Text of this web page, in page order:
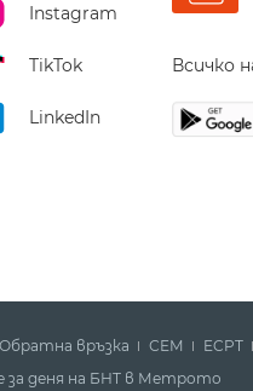
Instagram
TikTok
LinkedIn
Всичко
Обратна връзка СЕМ ECPT
за деня на БНТ в Метрото